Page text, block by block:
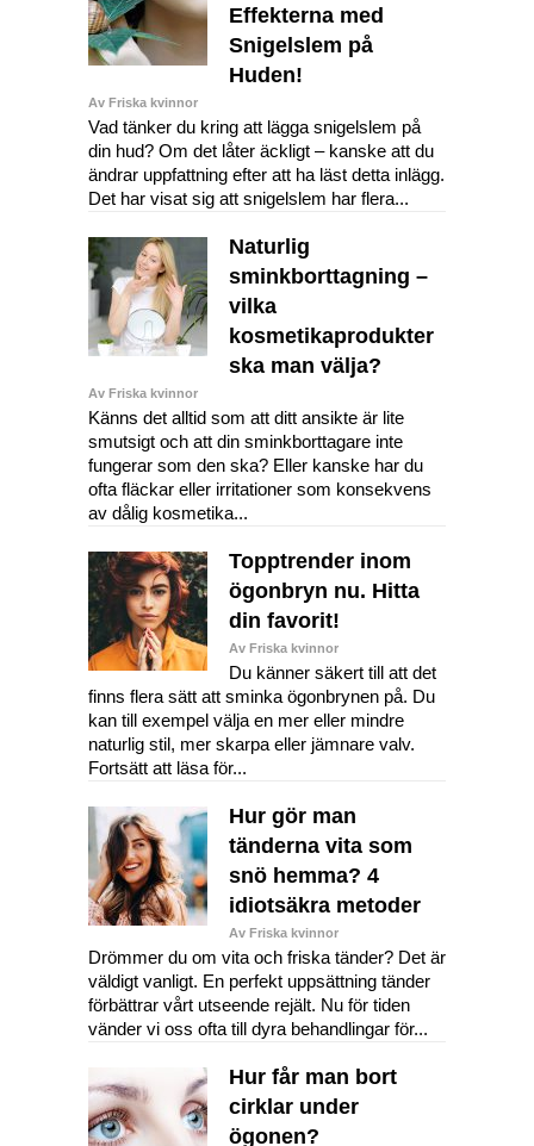
Effekterna med
Snigelslem på
Huden!
Av Friska kvinnor
Vad tänker du kring att lägga snigelslem på
din hud? Om det låter äckligt – kanske att du
ändrar uppfattning efter att ha läst detta inlägg.
Det har visat sig att snigelslem har flera...
Naturlig
sminkborttagning –
vilka
kosmetikaprodukter
ska man välja?
Av Friska kvinnor
Känns det alltid som att ditt ansikte är lite
smutsigt och att din sminkborttagare inte
fungerar som den ska? Eller kanske har du
ofta fläckar eller irritationer som konsekvens
av dålig kosmetika...
Topptrender inom
ögonbryn nu. Hitta
din favorit!
Av Friska kvinnor
Du känner säkert till att det
finns flera sätt att sminka ögonbrynen på. Du
kan till exempel välja en mer eller mindre
naturlig stil, mer skarpa eller jämnare valv.
Fortsätt att läsa för...
Hur gör man
tänderna vita som
snö hemma? 4
idiotsäkra metoder
Av Friska kvinnor
Drömmer du om vita och friska tänder? Det är
väldigt vanligt. En perfekt uppsättning tänder
förbättrar vårt utseende rejält. Nu för tiden
vänder vi oss ofta till dyra behandlingar för...
Hur får man bort
cirklar under
ögonen?